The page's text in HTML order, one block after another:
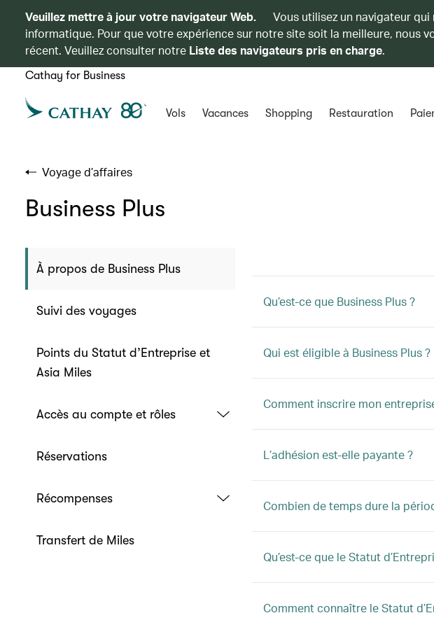
Veuillez mettre à jour votre navigateur Web.
Vous utilisez un navigateur
informatique. Pour que votre expérience sur notre site soit la meilleure, nous
récent. Veuillez consulter notre Liste des navigateurs pris en charge.
Cathay for Business
Vols Vacances Shopping Restauration
Voyage d’affaires
Business Plus
À propos de Business Plus
Suivi des voyages
Points du Statut d’Entreprise et
Asia Miles
Accès au compte et rôles
Réservations
Récompenses
Transfert de Miles
Qu’est-ce que Business Plus ?
Qui est éligible à Business Plus ?
Comment inscrire mon
L’adhésion est-elle payante ?
Combien de temps dure la
Qu’est-ce que le Statut
Comment connaître le Statut